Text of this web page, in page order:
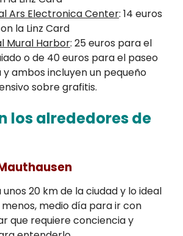
Ars Electronica Center: 14 euros
la Linz Card
Mural Harbor: 25 euros para el
o de 40 euros para el paseo
ambos incluyen un pequeño
sobre grafitis.
los alrededores de
20 km de la ciudad y lo ideal
medio día para ir con
que requiere conciencia y